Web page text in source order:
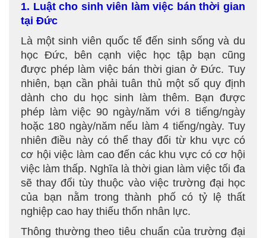
1. Luật cho sinh viên làm việc bán thời gian
tại Đức
Là một sinh viên quốc tế đến sinh sống và du
học Đức, bên cạnh việc học tập bạn cũng
được phép làm việc bán thời gian ở Đức. Tuy
nhiên, bạn cần phải tuân thủ một số quy định
dành cho du học sinh làm thêm. Bạn được
phép làm việc 90 ngày/năm với 8 tiếng/ngày
hoặc 180 ngày/năm nếu làm 4 tiếng/ngày. Tuy
nhiên điều này có thể thay đổi từ khu vực có
cơ hội việc làm cao đến các khu vực có cơ hội
việc làm thấp. Nghĩa là thời gian làm việc tối đa
sẽ thay đổi tùy thuộc vào việc trường đại học
của bạn nằm trong thành phố có tỷ lệ thất
nghiệp cao hay thiếu thốn nhân lực.
Thông thường theo tiêu chuẩn của trường đại